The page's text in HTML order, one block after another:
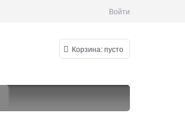
Войти
Корзина:пусто